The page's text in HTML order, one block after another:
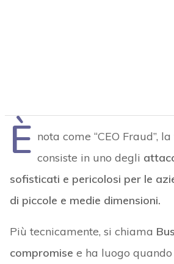
È nota come “CEO Fraud”, la
consiste in uno degli
sofisticati e pericolosi per le
di piccole e medie dimensioni.
Più tecnicamente, si chiama
compromise e ha luogo